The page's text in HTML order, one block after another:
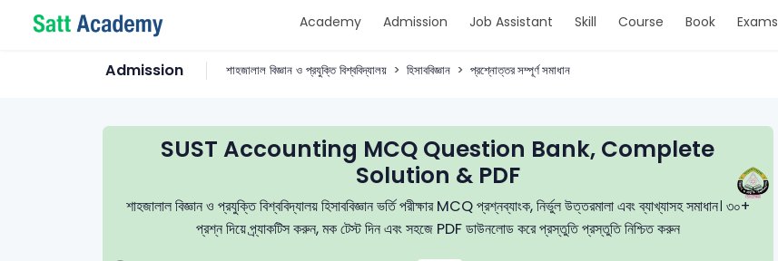
Academy Admission Job Assistant Skill Course Book Exams
Admission শাহজালাল বিজ্ঞান ও প্রযুক্তি বিশ্ববিদ্যালয় হিসাববিজ্ঞান প্রশ্নোত্তর সম্পূর্ণ সমাধান
SUST Accounting MCQ Question Bank, Complete
Solution & PDF
শাহজালাল বিজ্ঞান ও প্রযুক্তি বিশ্ববিদ্যালয় হিসাববিজ্ঞান ভর্তি পরীক্ষার MCQ প্রশ্নব্যাংক, নির্ভুল উত্তরমালা এবং ব্যাখ্যাসহ সমাধান। ৩০+
প্রশ্ন দিয়ে প্র্যাকটিস করুন, মক টেস্ট দিন এবং সহজে PDF ডাউনলোড করে প্রস্তুতি প্রস্তুতি নিশ্চিত করুন